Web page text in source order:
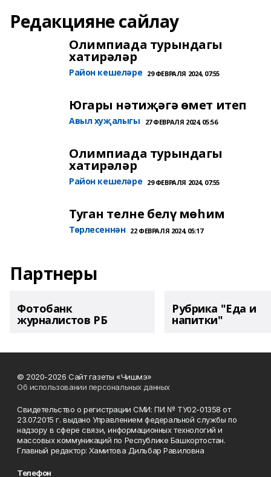
Редакцияне сайлау
Олимпиада турындагы
хатирәләр
Район кешеләре 29 ФЕВРАЛЯ 2024, 07:55
Югары нәтиҗәгә өмет итеп
Авыл хуҗалыгы 27 ФЕВРАЛЯ 2024, 05:56
Олимпиада турындагы
хатирәләр
Район кешеләре 29 ФЕВРАЛЯ 2024, 07:55
Туган телне белү мөһим
Төрлесеннән 22 ФЕВРАЛЯ 2024, 05:17
Партнеры
Фотобанк
журналистов РБ
Рубрика "Еда и
напитки"
© 2020-2026 Сайт газеты «Чишмэ»
Об использовании персональных данных
Свидетельство о регистрации СМИ: ПИ № ТУ02-01358 от
23.07.2015 г. выдано Управлением федеральной службы по
надзору в сфере связи, информационных технологий и
массовых коммуникаций по Республике Башкортостан.
Главный редактор: Хамитова Дильбар Равиловна
Телефон